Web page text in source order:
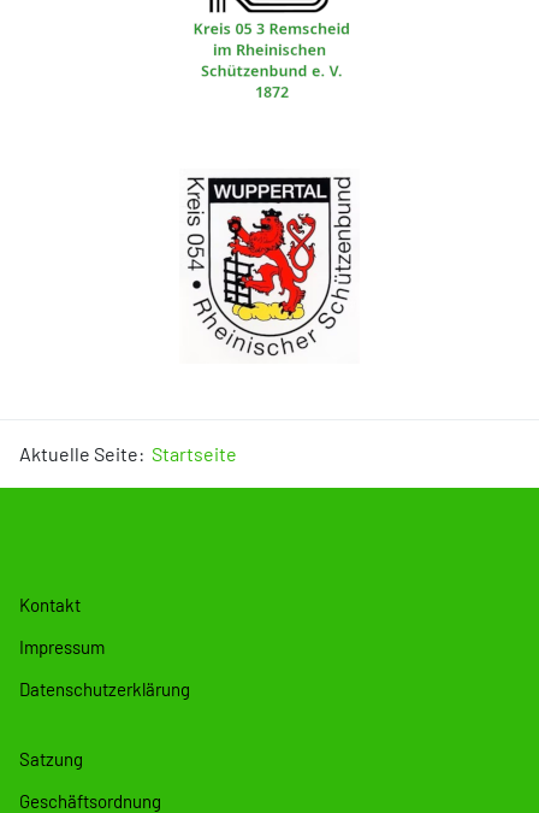
Aktuelle Seite: Startseite
Kontakt
Impressum
Datenschutzerklärung
Satzung
Geschäftsordnung